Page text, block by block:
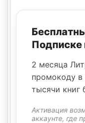
Подписке
2 месяца
промокоду в
тысячи книг
Активация
аккаунте, где